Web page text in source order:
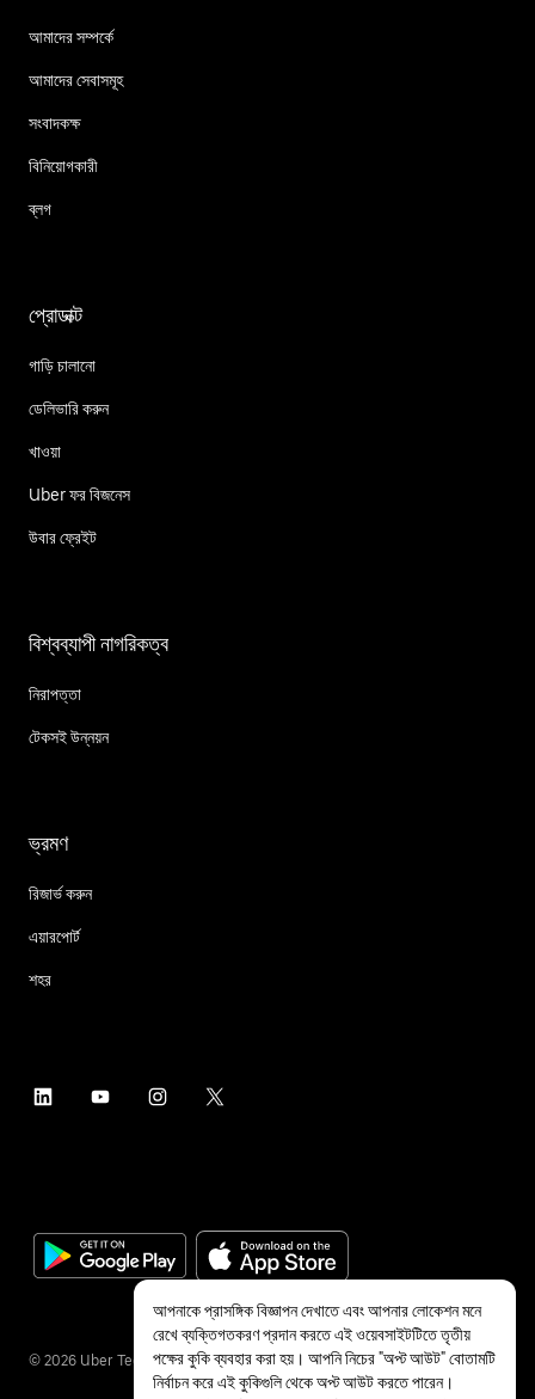
আমাদের সম্পর্কে
আমাদের সেবাসমূহ
সংবাদকক্ষ
বিনিয়োগকারী
ব্লগ
প্রোডাক্ট
গাড়ি চালানো
ডেলিভারি করুন
খাওয়া
Uber ফর বিজনেস
উবার ফ্রেইট
বিশ্বব্যাপী নাগরিকত্ব
নিরাপত্তা
টেকসই উন্নয়ন
ভ্রমণ
রিজার্ভ করুন
এয়ারপোর্ট
শহর
© 2026 Uber Technologies Inc.
আপনাকে প্রাসঙ্গিক বিজ্ঞাপন দেখাতে এবং আপনার লোকেশন মনে
রেখে ব্যক্তিগতকরণ প্রদান করতে এই ওয়েবসাইটটিতে তৃতীয়
পক্ষের কুকি ব্যবহার করা হয়। আপনি নিচের "অপ্ট আউট" বোতামটি
নির্বাচন করে এই কুকিগুলি থেকে অপ্ট আউট করতে পারেন।